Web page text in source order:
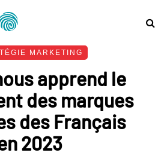
MARKETING
apprend le
des marques
des Français
2023